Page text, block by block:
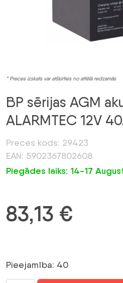
* Preces izskats var atšķirties no attēlā redzamās
BP sērijas AGM
ALARMTEC 12V
Preces kods: 29423
EAN: 5902367802608
Piegādes laiks: 14-17
83,13 €
Pieejamība: 40